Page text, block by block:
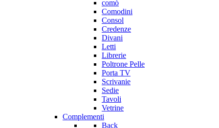
comò
Comodini
Consol
Credenze
Divani
Letti
Librerie
Poltrone Pelle
Porta TV
Scrivanie
Sedie
Tavoli
Vetrine
Complementi
Back